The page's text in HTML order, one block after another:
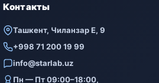
Контакты
Ташкент, Чиланзар Е, 9
+998 71 200 19 99
info@starlab.uz
Пн — Пт 09:00–18:00,